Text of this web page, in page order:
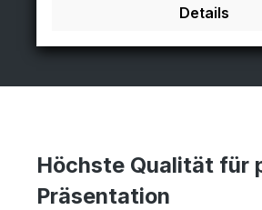
Details
Höchste Qualität für
Präsentation